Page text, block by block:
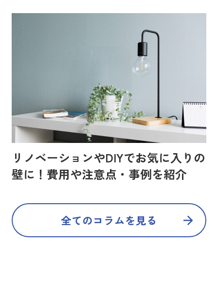
リノベーションやDIYでお気に入りの
壁に！費用や注意点・事例を紹介
全てのコラムを見る